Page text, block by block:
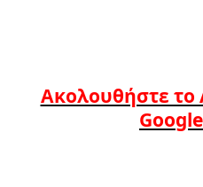
Ακολουθήστε